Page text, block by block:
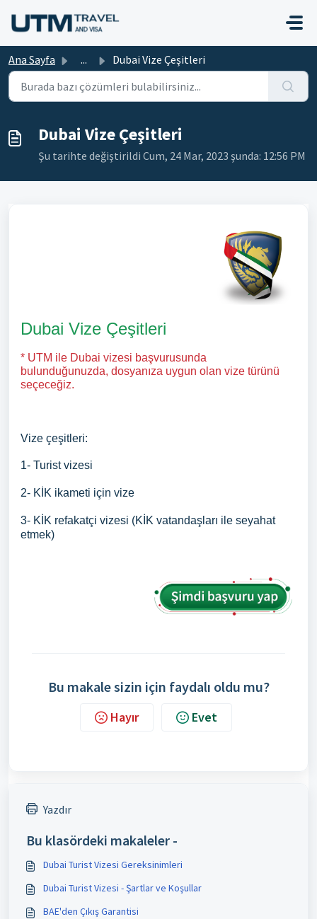
Ana Sayfa ... Dubai Vize Çeşitleri
Dubai Vize Çeşitleri
Şu tarihte değiştirildi Cum, 24 Mar, 2023 şunda: 12:56 PM
Dubai Vize Çeşitleri
* UTM ile Dubai vizesi başvurusunda
bulunduğunuzda, dosyanıza uygun olan vize türünü
seçeceğiz.
Vize çeşitleri:
1- Turist vizesi
2- KİK ikameti için vize
3- KİK refakatçi vizesi (KİK vatandaşları ile seyahat
etmek)
Bu makale sizin için faydalı oldu mu?
Hayır Evet
Yazdır
Bu klasördeki makaleler -
Dubai Turist Vizesi Gereksinimleri
Dubai Turist Vizesi - Şartlar ve Koşullar
BAE'den Çıkış Garantisi